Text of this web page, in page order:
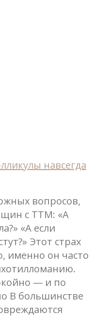
навсегда
вопросов,
с ТТМ: «А
«А если
Этот страх
именно он часто
— и по
В большинстве